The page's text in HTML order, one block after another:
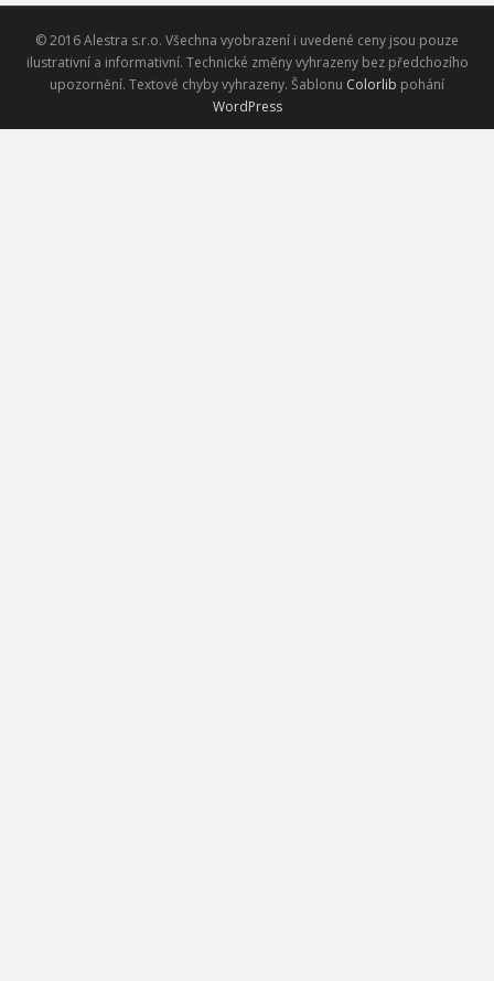
© 2016 Alestra s.r.o. Všechna vyobrazení i uvedené ceny jsou pouze
ilustrativní a informativní. Technické změny vyhrazeny bez předchozího
upozornění. Textové chyby vyhrazeny. Šablonu Colorlib pohání
WordPress